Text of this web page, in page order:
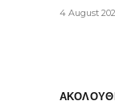
4 August